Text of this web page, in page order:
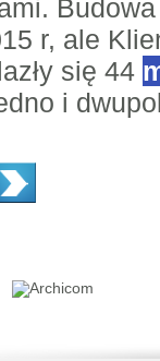
r, ale
się 44
i